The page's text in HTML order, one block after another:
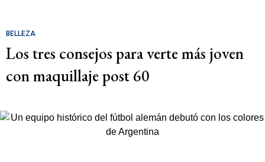
BELLEZA
Los tres consejos para verte más joven
con maquillaje post 60